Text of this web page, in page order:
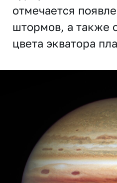
отмечается
штормов, а также
цвета экватора